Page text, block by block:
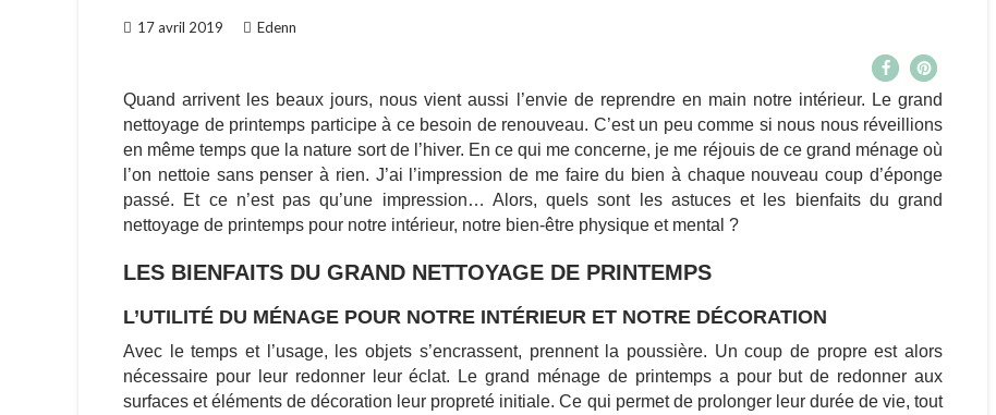
17 avril 2019 Edenn
71
Quand arrivent les beaux jours, nous vient aussi l’envie de reprendre en main notre intérieur. Le grand
nettoyage de printemps participe à ce besoin de renouveau. C’est un peu comme si nous nous réveillions
en même temps que la nature sort de l’hiver. En ce qui me concerne, je me réjouis de ce grand ménage où
l’on nettoie sans penser à rien. J’ai l’impression de me faire du bien à chaque nouveau coup d’éponge
passé. Et ce n’est pas qu’une impression… Alors, quels sont les astuceset les bienfaits du grand
nettoyage de printemps pour notre intérieur, notre bien-être physique et mental ?
LES BIENFAITS DU GRAND NETTOYAGE DE PRINTEMPS
L’UTILITÉ DU MÉNAGE POUR NOTRE INTÉRIEUR ET NOTRE DÉCORATION
Avec le temps et l’usage, les objets s’encrassent, prennent la poussière. Un coup de propre est alors
nécessaire pour leur redonner leur éclat.
Le grand ménage de printemps a pour but de redonner aux
surfaces et éléments de décoration leur propreté initiale.Ce qui permet de prolonger leur durée de vie, tout